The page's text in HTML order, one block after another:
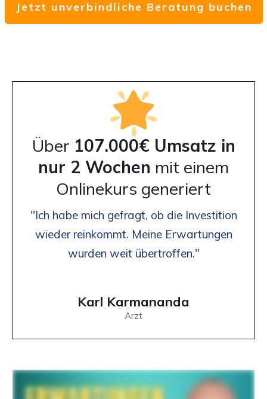
Jetzt unverbindliche Beratung buchen
Über 107.000€ Umsatz in
nur 2 Wochen mit einem
Onlinekurs generiert
"Ich habe mich gefragt, ob die Investition
wieder reinkommt. Meine Erwartungen
wurden weit übertroffen."
Karl Karmananda
Arzt